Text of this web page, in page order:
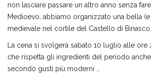
non lasciare passare un altro anno senza
Medioevo, abbiamo organizzato una bella (e
medievale nel cortile del Castello di Binasco.
La cena si svolgerà sabato 10 luglio alle
che rispetta gli ingredienti del periodo
secondo gusti più moderni …